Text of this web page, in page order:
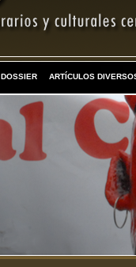
DOSSIER ARTÍCULOS